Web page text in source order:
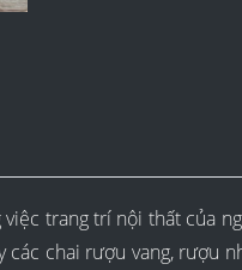
trang trí nội thất của
chai rượu vang, rượu